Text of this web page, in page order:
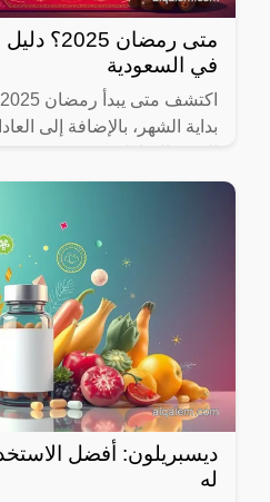
متى
في السعودية
بداية الشهر، بالإضافة إلى
ديسبريلون: أفضل
له